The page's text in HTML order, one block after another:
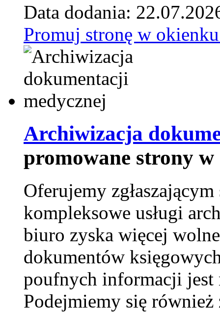
Data dodania:
Promuj stronę w
Archiwizacja
promowane strony
Oferujemy
kompleksowe usługi
biuro zyska więcej
dokumentów
poufnych informacji jest
Podejmiemy się